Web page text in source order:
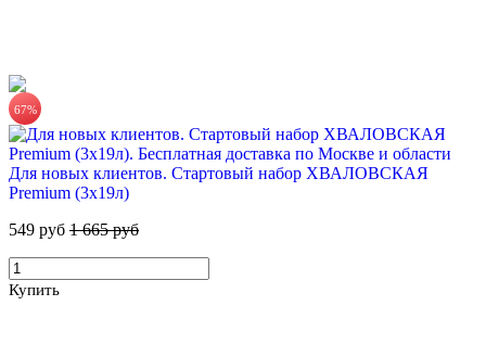
ХВАЛОВСКАЯ Premium природная питьевая вода 18,9л
555 руб.
Купить
67%
Для новых клиентов. Стартовый набор ХВАЛОВСКАЯ
Premium (3х19л)
549 руб 1 665 руб
Купить